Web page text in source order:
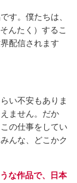
す。僕たちは、
んたく）するこ
配信されます
い不安もありま
ません。だか
の仕事をしてい
んな、どこかク
な作品で、日本